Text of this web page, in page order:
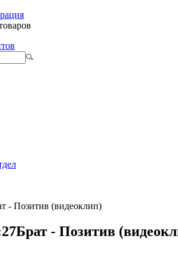
- Позитив (видеоклип)
Брат - Позитив